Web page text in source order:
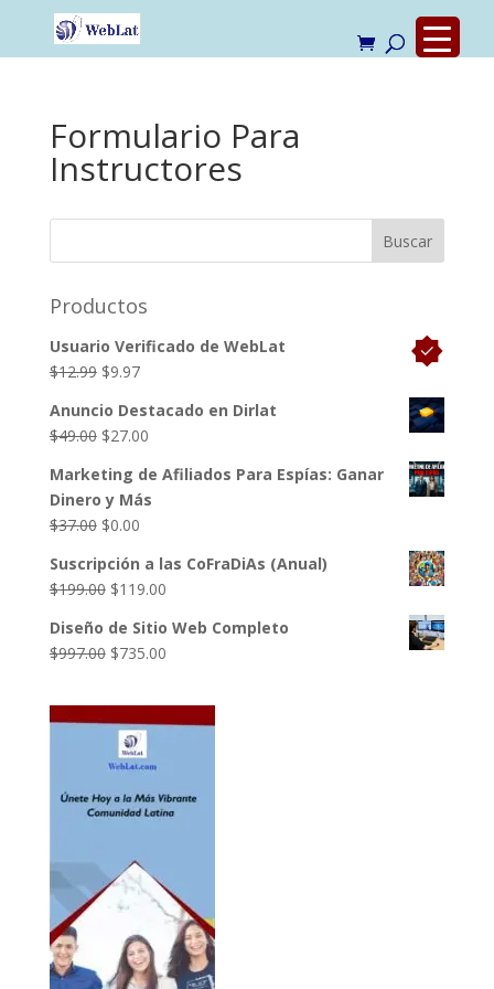
Formulario Para
Instructores
Productos
Usuario Verificado de WebLat
$12.99 El
original
era:
$12.99.
$9.97El
actual
es:
$9.97.
Anuncio Destacado en Dirlat
$49.00 El
original
era:
$49.00.
$27.00El
actual
es:
Marketing de Afiliados Para Espías: Ganar
Dinero y Más
$37.00 El
original
era:
$37.00.
$0.00El
actual
es:
$0.00.
Suscripción a las CoFraDiAs (Anual)
$199.00 El
original
era:
$119.00El
actual
es:
Diseño de Sitio Web Completo
$997.00 El
original
era:
$997.00.
$735.00El
actual
es: